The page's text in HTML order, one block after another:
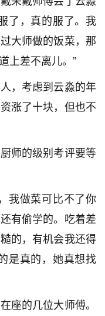
了，真的服了。我
大师做的饭菜，那
上差不离儿。”
，考虑到云淼的年
涨了十块，但也不
师的级别考评要等
我做菜可比不了你
有偷学的。吃着差
的，有机会我还得
是真的，她真想找
座的几位大师傅。